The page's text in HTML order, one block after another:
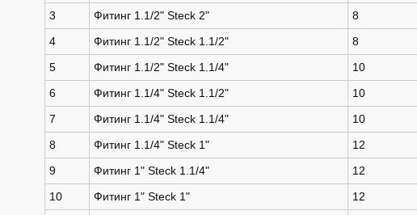
3
Фитинг 1.1/2" Steck 2" 8
4
Фитинг 1.1/2" Steck 1.1/2" 8
5
Фитинг 1.1/2" Steck 1.1/4" 10
6
Фитинг 1.1/4" Steck 1.1/2" 10
7
Фитинг 1.1/4" Steck 1.1/4" 10
8
Фитинг 1.1/4" Steck 1" 12
9
Фитинг 1" Steck 1.1/4" 12
10
Фитинг 1" Steck 1" 12